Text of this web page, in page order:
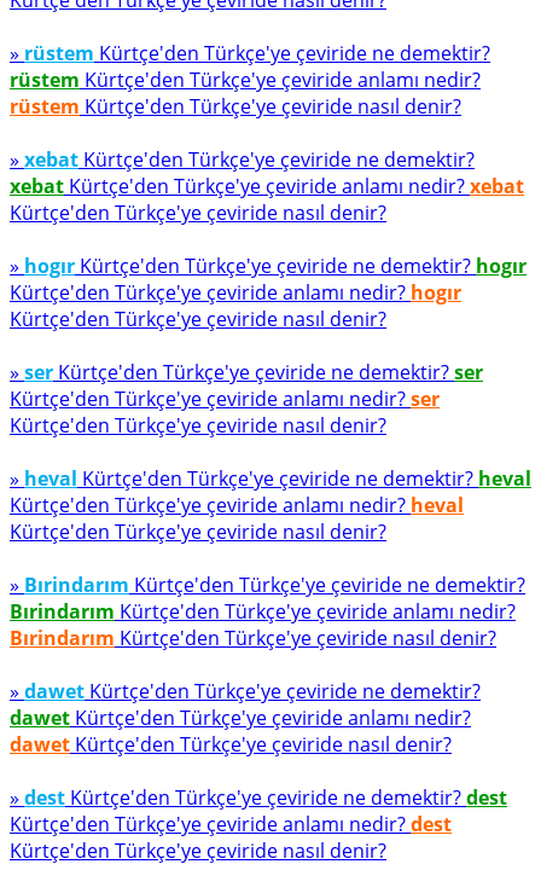
» rüstem Kürtçe'den Türkçe'ye çeviride ne demektir?
rüstem Kürtçe'den Türkçe'ye çeviride anlamı nedir?
rüstem Kürtçe'den Türkçe'ye çeviride nasıl denir?
» xebat Kürtçe'den Türkçe'ye çeviride ne demektir?
xebat Kürtçe'den Türkçe'ye çeviride anlamı nedir?xebat
Kürtçe'den Türkçe'ye çeviride nasıl denir?
» hogır Kürtçe'den Türkçe'ye çeviride ne demektir? hogır
Kürtçe'den Türkçe'ye çeviride anlamı nedir? hogır
Kürtçe'den Türkçe'ye çeviride nasıl denir?
» ser Kürtçe'den Türkçe'ye çeviride ne demektir?ser
Kürtçe'den Türkçe'ye çeviride anlamı nedir?ser
Kürtçe'den Türkçe'ye çeviride nasıl denir?
» heval Kürtçe'den Türkçe'ye çeviride ne demektir? heval
Kürtçe'den Türkçe'ye çeviride anlamı nedir? heval
Kürtçe'den Türkçe'ye çeviride nasıl denir?
» Bırindarım Kürtçe'den Türkçe'ye çeviride ne demektir?
Bırindarım Kürtçe'den Türkçe'ye çeviride anlamı nedir?
Bırindarım Kürtçe'den Türkçe'ye çeviride nasıl denir?
» dawet Kürtçe'den Türkçe'ye çeviride ne demektir?
dawet Kürtçe'den Türkçe'ye çeviride anlamı nedir?
dawet Kürtçe'den Türkçe'ye çeviride nasıl denir?
» dest Kürtçe'den Türkçe'ye çeviride ne demektir?dest
Kürtçe'den Türkçe'ye çeviride anlamı nedir?dest
Kürtçe'den Türkçe'ye çeviride nasıl denir?